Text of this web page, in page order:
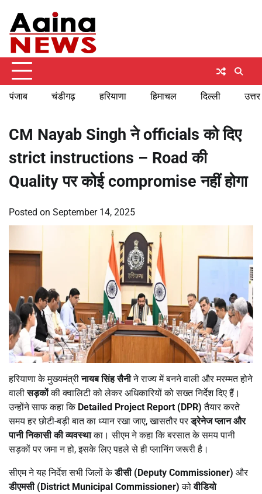
content
पंजाब चंडीगढ़ हरियाणा हिमाचल दिल्ली
CM Nayab Singh ने officials को दिए
strict instructions – Road की
Quality पर कोई compromise नहीं होगा
Posted on September 14, 2025
हरियाणा के मुख्यमंत्रीनायब सिंह सैनीने राज्य में बनने वाली और मरम्मत होने
वालीसड़कोंकी क्वालिटी को लेकर अधिकारियों को सख्त निर्देश दिए हैं।
उन्होंने साफ कहा कि Detailed Project Report (DPR) तैयार करते
समय हर छोटी-बड़ी बात का ध्यान रखा जाए, खासतौर परड्रेनेज प्लान और
पानी निकासी की व्यवस्थाका। सीएम ने कहा कि बरसात के समय पानी
सड़कों पर जमा न हो, इसके लिए पहले से ही प्लानिंग जरूरी है।
सीएम ने यह निर्देश सभी जिलों केडीसी (Deputy Commissioner) और
डीएमसी (District Municipal Commissioner) कोवीडियो